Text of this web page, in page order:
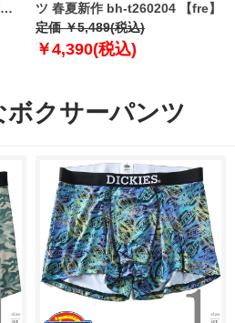
ツ 春夏新作 bh-t260204 【fre】
定価 ￥5,489(税込)
￥4,390(税込)
クサーパンツ